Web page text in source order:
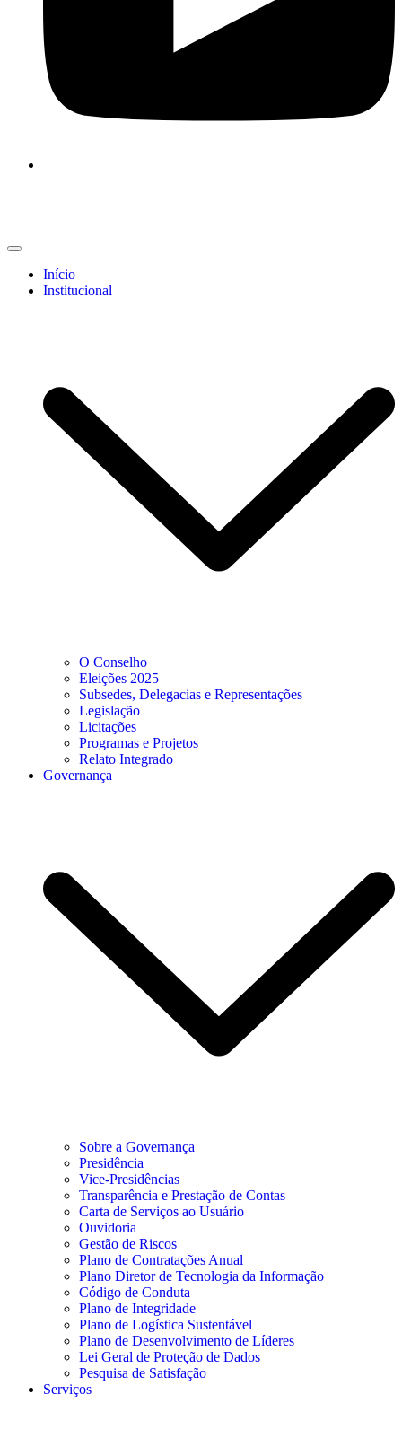
Início
Institucional
O Conselho
Eleições 2025
Subsedes, Delegacias e Representações
Legislação
Licitações
Programas e Projetos
Relato Integrado
Governança
Sobre a Governança
Presidência
Vice-Presidências
Transparência e Prestação de Contas
Carta de Serviços ao Usuário
Ouvidoria
Gestão de Riscos
Plano de Contratações Anual
Plano Diretor de Tecnologia da Informação
Código de Conduta
Plano de Integridade
Plano de Logística Sustentável
Plano de Desenvolvimento de Líderes
Lei Geral de Proteção de Dados
Pesquisa de Satisfação
Serviços